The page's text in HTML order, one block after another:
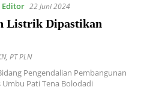
Editor 22 Juni 2024
Listrik Dipastikan
, PT PLN
Pengendalian Pembangunan
Pati Tena Bolodadi